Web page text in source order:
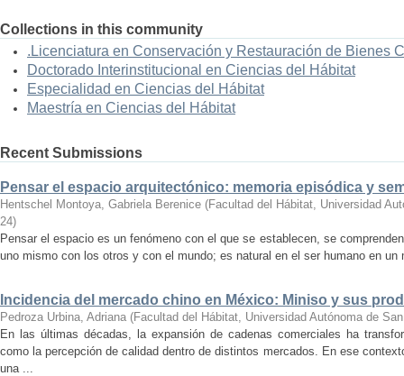
Collections in this community
.Licenciatura en Conservación y Restauración de Bienes
Doctorado Interinstitucional en Ciencias del Hábitat
Especialidad en Ciencias del Hábitat
Maestría en Ciencias del Hábitat
Recent Submissions
Pensar el espacio arquitectónico: memoria episódica y
Hentschel Montoya, Gabriela Berenice (Facultad del Hábitat, Universidad
24)
Pensar el espacio es un fenómeno con el que se establecen, se
uno mismo con los otros y con el mundo; es natural en el ser humano en
Incidencia del mercado chino en México: Miniso y sus
Pedroza Urbina, Adriana (Facultad del Hábitat, Universidad Autónoma de
En las últimas décadas, la expansión de cadenas comerciales ha
como la percepción de calidad dentro de distintos mercados. En ese
una ...